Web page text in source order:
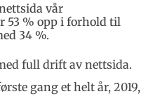
vår
53 % opp i forhold til
34 %.
full drift av nettsida.
gang et helt år, 2019,